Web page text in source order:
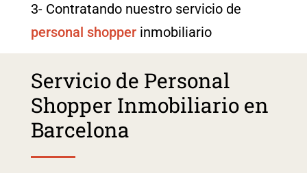
3- Contratando nuestro servicio de
personal shopperinmobiliario
Servicio de Personal
Shopper Inmobiliario en
Barcelona